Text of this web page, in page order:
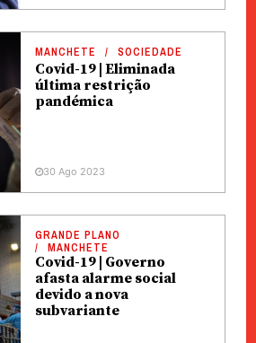
MANCHETE SOCIEDADE
Covid-19 | Eliminada
última restrição
pandémica
30 Ago 2023
GRANDE PLANO
MANCHETE
Covid-19 | Governo
afasta alarme social
devido a nova
subvariante